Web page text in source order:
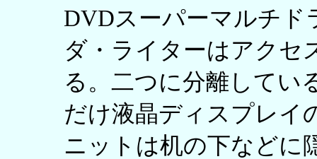
DVDスーパーマルチド
ダ・ライターはアクセ
る。二つに分離してい
だけ液晶ディスプレイ
ニットは机の下などに